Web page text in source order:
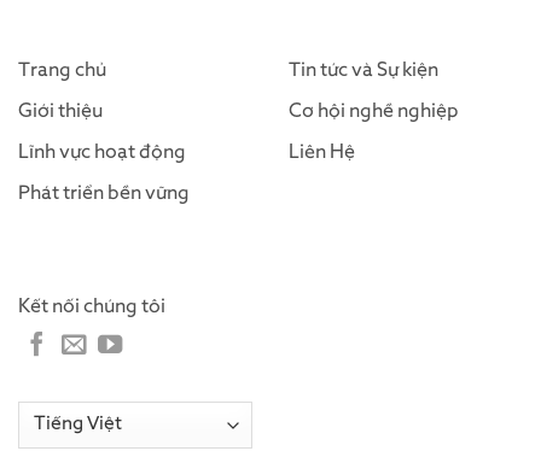
Trang chủ
Giới thiệu
Lĩnh vực hoạt động
Phát triển bền vững
Tin tức và Sự kiện
Cơ hội nghề nghiệp
Liên Hệ
Kết nối chúng tôi